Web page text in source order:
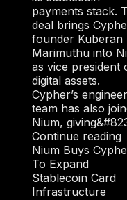
payments stack.
deal brings
founder Kuberan
Marimuthu into
as vice president
digital assets.
Cypher’s
team has also
Nium,
Continue reading
Nium Buys
To Expand
Stablecoin Card
Infrastructure